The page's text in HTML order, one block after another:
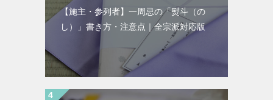
【施主・参列者】一周忌の「熨斗（の
し）」書き方・注意点｜全宗派対応版